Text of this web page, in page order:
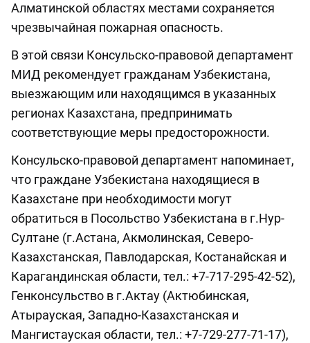
Алматинской областях местами сохраняется
чрезвычайная пожарная опасность.
В этой связи Консульско-правовой департамент
МИД рекомендует гражданам Узбекистана,
выезжающим или находящимся в указанных
регионах Казахстана, предпринимать
соответствующие меры предосторожности.
Консульско-правовой департамент напоминает,
что граждане Узбекистана находящиеся в
Казахстане при необходимости могут
обратиться в Посольство Узбекистана в г.Нур-
Султане (г.Астана, Акмолинская, Северо-
Казахстанская, Павлодарская, Костанайская и
Карагандинская области, тел.: +7-717-295-42-52),
Генконсульство в г.Актау (Актюбинская,
Атырауская, Западно-Казахстанская и
Мангистауская области, тел.: +7-729-277-71-17),